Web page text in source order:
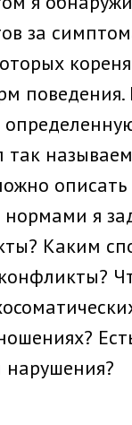
за
так
я
Каким
нару­шения?